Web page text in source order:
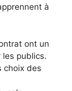
à
ont un
les publics.
choix des